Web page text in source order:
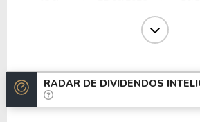
23/06/2025
Dividendos
05/03/2025 25/
RADAR DE DIVIDENDOS